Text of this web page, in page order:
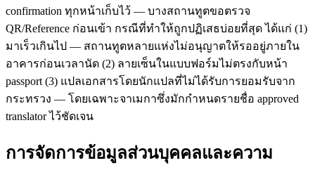
confirmation ทุกหน้าเก็บไว้ — บางสถานทูตขอตรวจ
QR/Reference ก่อนเข้า กรณีที่ทำให้ถูกปฏิเสธบ่อยที่สุด ได้แก่ (1)
มาเร็วเกินไป — สถานทูตหลายแห่งไม่อนุญาตให้รออยู่ภายใน
อาคารก่อนเวลานัด (2) ลายเซ็นในแบบฟอร์มไม่ตรงกับหน้า
passport (3) แปลเอกสารโดยนักแปลที่ไม่ได้รับการยอมรับจาก
กระทรวง — โดยเฉพาะจาเมกาซึ่งมักกำหนดรายชื่อ approved
translator ไว้ชัดเจน
การจัดการข้อมูลส่วนบุคคลและความ